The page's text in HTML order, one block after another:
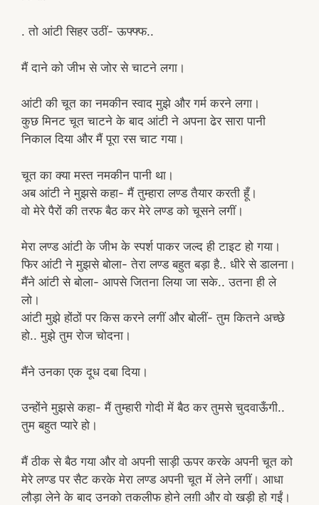
. तो आंटी सिहर उठीं- ऊफ्फ्फ..
मैं दाने को जीभ से जोर से चाटने लगा।
आंटी की चूत का नमकीन स्वाद मुझे और गर्म करने लगा।
कुछ मिनट चूत चाटने के बाद आंटी ने अपना ढेर सारा पानी
निकाल दिया और मैं पूरा रस चाट गया।
चूत का क्या मस्त नमकीन पानी था।
अब आंटी ने मुझसे कहा- मैं तुम्हारा लण्ड तैयार करती हूँ।
वो मेरे पैरों की तरफ बैठ कर मेरे लण्ड को चूसने लगीं।
मेरा लण्ड आंटी के जीभ के स्पर्श पाकर जल्द ही टाइट हो गया।
फिर आंटी ने मुझसे बोला- तेरा लण्ड बहुत बड़ा है.. धीरे से डालना।
मैंने आंटी से बोला- आपसे जितना लिया जा सके.. उतना ही ले
लो।
आंटी मुझे होंठों पर किस करने लगीं और बोलीं- तुम कितने अच्छे
हो.. मुझे तुम रोज चोदना।
मैंने उनका एक दूध दबा दिया।
उन्होंने मुझसे कहा- मैं तुम्हारी गोदी में बैठ कर तुमसे चुदवाऊँगी..
तुम बहुत प्यारे हो।
मैं ठीक से बैठ गया और वो अपनी साड़ी ऊपर करके अपनी चूत को
मेरे लण्ड पर सैट करके मेरा लण्ड अपनी चूत में लेने लगीं। आधा
लौड़ा लेने के बाद उनको तकलीफ होने लग़ी और वो खड़ी हो गईं।